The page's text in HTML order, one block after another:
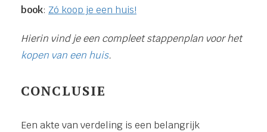
book: Zó koop je een huis!
Hierin vind je een compleet stappenplan voor het
kopen van een huis.
CONCLUSIE
Een akte van verdeling is een belangrijk